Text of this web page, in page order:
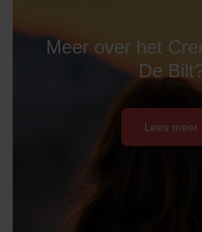
Meer over het
De
Lees meer